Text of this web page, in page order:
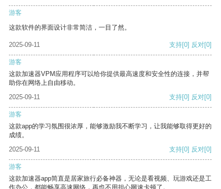
游客
这款软件的界面设计非常简洁，一目了然。
2025-09-11 支持[0] 反对[0]
游客
这款加速器VPM应用程序可以给你提供最高速度和安全性的连接，并帮
助你在网络上自由移动。
2025-09-11
支持[0] 反对[0]
游客
这款app的学习氛围很浓厚，能够激励我不断学习，让我能够取得更好的
成绩。
2025-09-11
支持[0] 反对[0]
游客
这款加速器app简直是居家旅行必备神器，无论是看视频、玩游戏还是工
作办公，都能畅享高速网络，再也不用担心网速卡顿了。